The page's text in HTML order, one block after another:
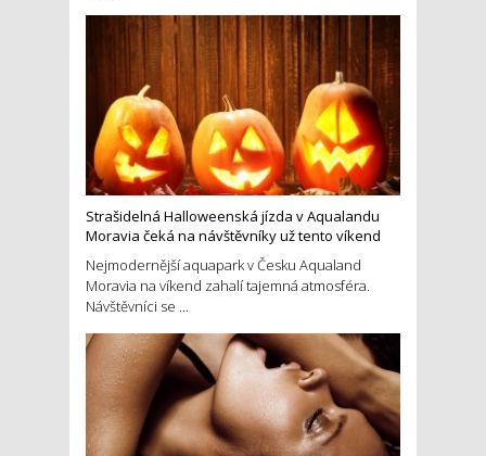
Strašidelná Halloweenská jízda v Aqualandu
Moravia čeká na návštěvníky už tento víkend
Nejmodernější aquapark v Česku Aqualand
Moravia na víkend zahalí tajemná atmosféra.
Návštěvníci se ...